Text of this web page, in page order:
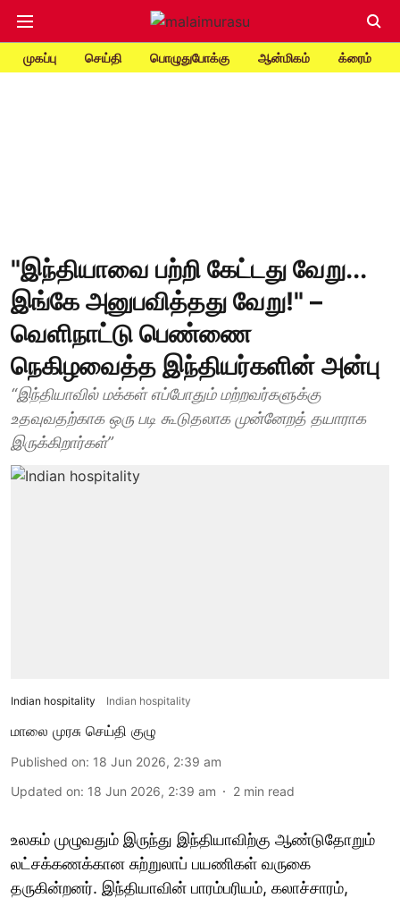
முகப்பு செய்தி பொழுதுபோக்கு ஆன்மிகம் க்ரைம்
"இந்தியாவை பற்றி கேட்டது வேறு...
இங்கே அனுபவித்தது வேறு!" –
வெளிநாட்டு பெண்ணை
நெகிழவைத்த இந்தியர்களின் அன்பு
“இந்தியாவில் மக்கள் எப்போதும் மற்றவர்களுக்கு
உதவுவதற்காக ஒரு படி கூடுதலாக முன்னேறத் தயாராக
இருக்கிறார்கள்”
Indian hospitality Indian hospitality
மாலை முரசு செய்தி குழு
Published on: 18 Jun 2026, 2:39 am
Updated on: 18 Jun 2026, 2:39 am 2 min read
உலகம் முழுவதும் இருந்து இந்தியாவிற்கு ஆண்டுதோறும்
லட்சக்கணக்கான சுற்றுலாப் பயணிகள் வருகை
தருகின்றனர். இந்தியாவின் பாரம்பரியம், கலாச்சாரம்,